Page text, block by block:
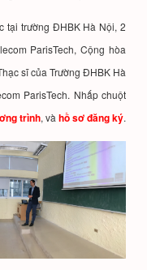
tại trường ĐHBK Hà Nội, 2
ParisTech, Cộng hòa
sĩ của Trường ĐHBK Hà
ParisTech. Nhấp chuột
trình, và hồ sơ đăng ký.